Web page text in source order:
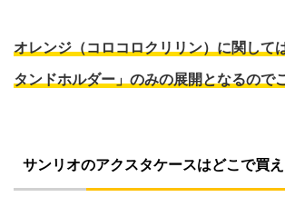
オレンジ（コロコロクリリン）に関して
タンドホルダー」のみの展開となるので
サンリオのアクスタケースはどこで買